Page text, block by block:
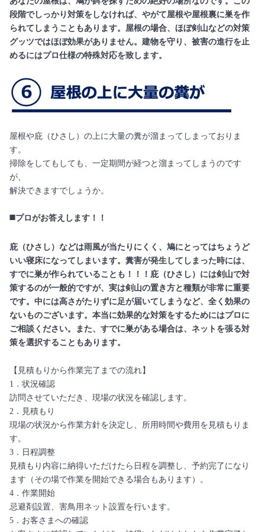
段階でしっかり対策をしなければ、やがて屋根や屋根裏に巣を作
られてしまうこともあります。屋根の場合、ほぼ剣山などの対策
グッツではほぼ効果がありません。建物を守り、被害の進行を止
めるにはプロ仕様の特殊対応を致します。
屋根や庇（ひさし）の上に大量の糞が溜まってしまっておりま
す。
掃除をしてもしても、一定期間が経つと溜まってしまうのです
が、
解決できますでしょうか。
◼️プロがお答えします！！
庇（ひさし）などは雨風が当たりにくく、鳩にとってはちょうど
いい寝床になってしまいます。糞害が発生してしまった時には、
すでに巣が作られていることも！！！庇（ひさし）には剣山で対
策するのが一般的ですが、実は剣山の置き方と種類が非常に重要
です。中には高さがたりずに足が届いてしまうなど、全く効果の
ないものございます。本当に効果的な対策をするためにはプロに
ご相談ください。また、すでに巣がある場合は、ネットを張る対
策を選択することもあります。
【見積もりから作業完了までの流れ】
1．状況確認
訪問させていただき、現場の状況を確認します。
2．見積もり
現場の状況から作業方針を決定し、所用時間や費用を見積もりま
す。
3．日程調整
見積もり内容に納得いただけたら日程を調整し、予約完了になり
ます（その場で作業を開始できる場合もあります）。
4．作業開始
忌避剤設置、害鳥用ネット設置を行います。
5．お客さまへの確認